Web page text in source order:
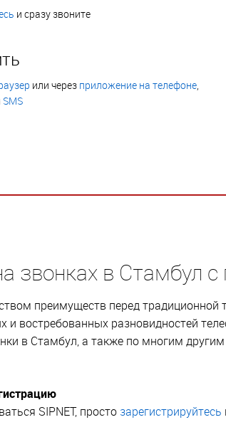
и сразу звоните
или через приложение на телефоне,
SMS
звонках в Стамбул
преимуществ перед традиционной
и востребованных разновидностей
в Стамбул, а также по многим
SIPNET, просто зарегистрируйтесь